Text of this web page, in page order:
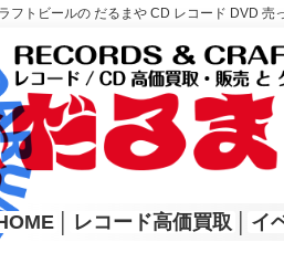
フトビールの だるまや CD レコード DVD
レコード高価買取 イ